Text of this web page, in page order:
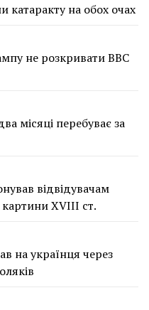
на обох очах
не розкривати BBC
місяці перебуває за
відвідувачам
картини XVIII ст.
на українця через